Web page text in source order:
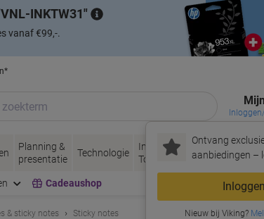
VNL-INKTW31
vanaf €99,-.
Ontvang
aanbiedingen –
Inloggen
Nieuw bij Viking?
Planning &
presentatie
Technologie
Inkt &
Toner
Papier, Enveloppen
& Verpakken
Cadeaushop
& sticky notes Sticky notes